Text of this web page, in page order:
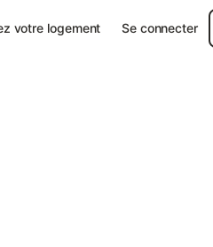
votre logement Se connecter